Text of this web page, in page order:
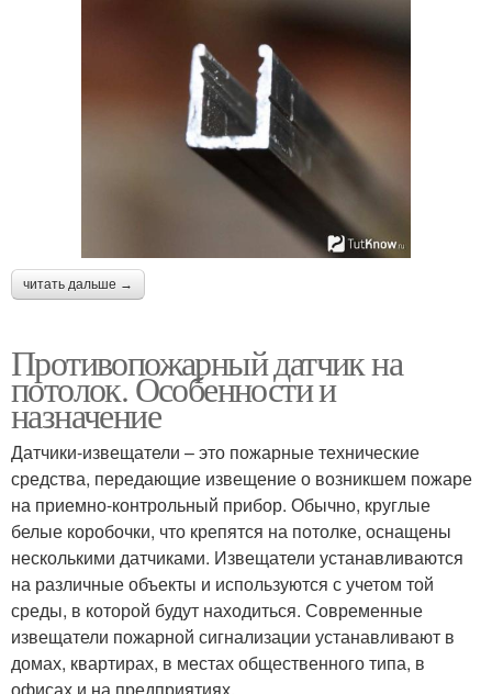
читать дальше →
Противопожарный датчик на
потолок. Особенности и
назначение
Датчики-извещатели – это пожарные технические
средства, передающие извещение о возникшем пожаре
на приемно-контрольный прибор. Обычно, круглые
белые коробочки, что крепятся на потолке, оснащены
несколькими датчиками. Извещатели устанавливаются
на различные объекты и используются с учетом той
среды, в которой будут находиться. Современные
извещатели пожарной сигнализации устанавливают в
домах, квартирах, в местах общественного типа, в